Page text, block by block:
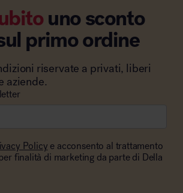
uno sconto
primo ordine
riservate a privati, liberi
aziende.
Policy e acconsento al trattamento
finalità di marketing da parte di Della